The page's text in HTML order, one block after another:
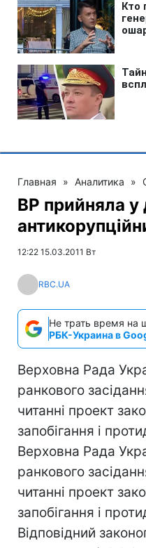
Главная » Аналитика »
ВР прийняла у
12:22 15.03.2011 Вт
RBC.UA
Не трать время на
РБК-Украина в
Верховна Рада
ранкового
читанні проект
запобігання і
Верховна Рада
ранкового
читанні проект
запобігання і
Відповідний